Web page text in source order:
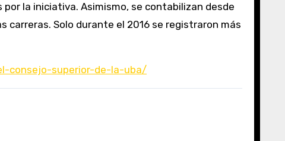
la iniciativa. Asimismo, se contabilizan desde
carreras. Solo durante el 2016 se registraron más
consejo-superior-de-la-uba/